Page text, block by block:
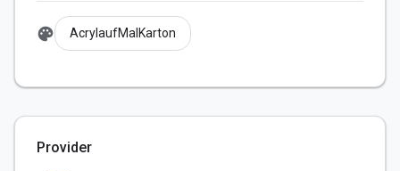
palette AcrylaufMalKarton
Provider